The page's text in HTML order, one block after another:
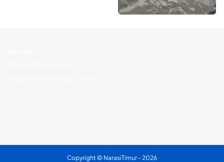
Copyright © NarasiTimur - 2026